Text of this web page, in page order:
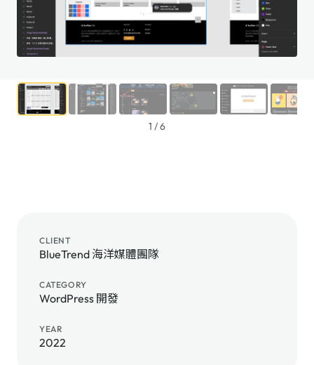
1 /6
CLIENT
BlueTrend 海洋媒體團隊
CATEGORY
WordPress 開發
YEAR
2022